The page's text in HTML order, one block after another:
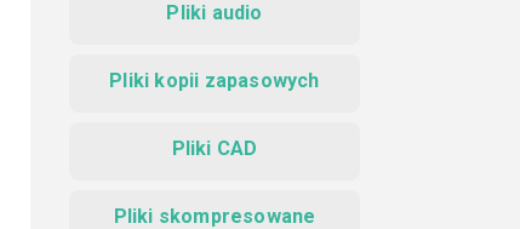
Pliki audio
Pliki kopii zapasowych
Pliki CAD
Pliki skompresowane